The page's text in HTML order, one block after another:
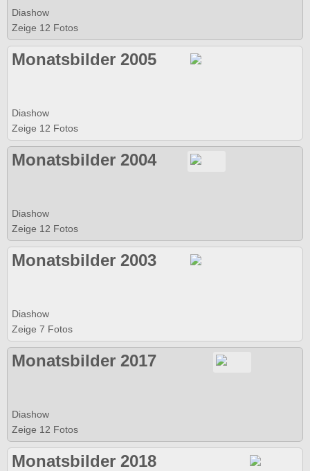
Diashow
Zeige 12 Fotos
Monatsbilder 2005
Diashow
Zeige 12 Fotos
Monatsbilder 2004
Diashow
Zeige 12 Fotos
Monatsbilder 2003
Diashow
Zeige 7 Fotos
Monatsbilder 2017
Diashow
Zeige 12 Fotos
Monatsbilder 2018